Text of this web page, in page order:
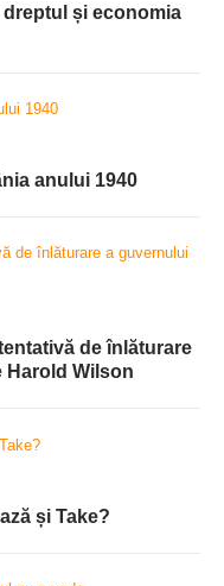
dreptul și economia
anului 1940
de înlăturare
Wilson
și Take?